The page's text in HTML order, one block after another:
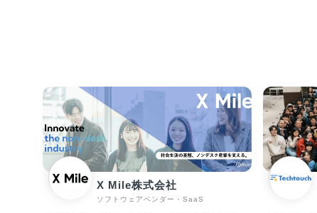
X Mile株式会社
ソフトウェアベンダー・SaaS